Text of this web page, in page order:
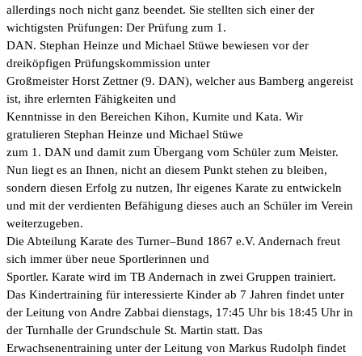
allerdings noch nicht ganz beendet. Sie stellten sich einer der
wichtigsten Prüfungen: Der Prüfung zum 1.
DAN. Stephan Heinze und Michael Stüwe bewiesen vor der
dreiköpfigen Prüfungskommission unter
Großmeister Horst Zettner (9. DAN), welcher aus Bamberg angereist
ist, ihre erlernten Fähigkeiten und
Kenntnisse in den Bereichen Kihon, Kumite und Kata. Wir
gratulieren Stephan Heinze und Michael Stüwe
zum 1. DAN und damit zum Übergang vom Schüler zum Meister.
Nun liegt es an Ihnen, nicht an diesem Punkt stehen zu bleiben,
sondern diesen Erfolg zu nutzen, Ihr eigenes Karate zu entwickeln
und mit der verdienten Befähigung dieses auch an Schüler im Verein
weiterzugeben.
Die Abteilung Karate des Turner–Bund 1867 e.V. Andernach freut
sich immer über neue Sportlerinnen und
Sportler. Karate wird im TB Andernach in zwei Gruppen trainiert.
Das Kindertraining für interessierte Kinder ab 7 Jahren findet unter
der Leitung von Andre Zabbai dienstags, 17:45 Uhr bis 18:45 Uhr in
der Turnhalle der Grundschule St. Martin statt. Das
Erwachsenentraining unter der Leitung von Markus Rudolph findet